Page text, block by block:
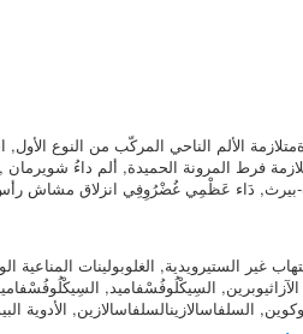
الألم الناحي المركّب من النوع الأول,
فرط المرونة الحميدة, ألم داءُ شويرمان
بيرث, دَاء عَظْمِي غُضْرُوِفِي انزلاق مشاش
غير الستيرويدية, الغلوبولينات المناعية
الآزاثيوبرين, السِيكْلُوفُسْفاميد,
السلفاسالازينالسلفاسالازين, الأدوية